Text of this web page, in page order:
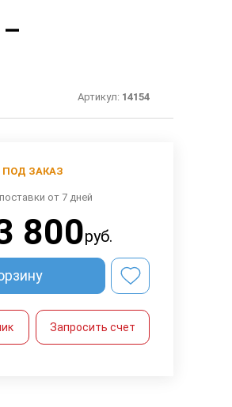
Артикул: 14154
ПОД ЗАКАЗ
от 7 дней
800руб.
Запросить счет